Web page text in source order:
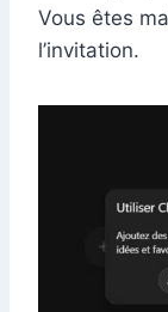
Vous êtes
l’invitation.